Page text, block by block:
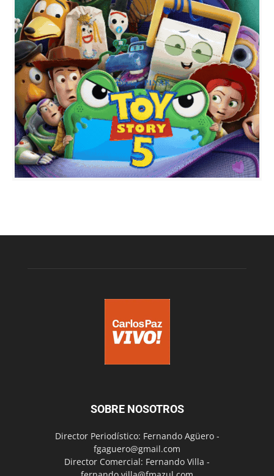
SOBRE NOSOTROS
Director Periodístico: Fernando Agüero -
fgaguero@gmail.com
Director Comercial: Fernando Villa -